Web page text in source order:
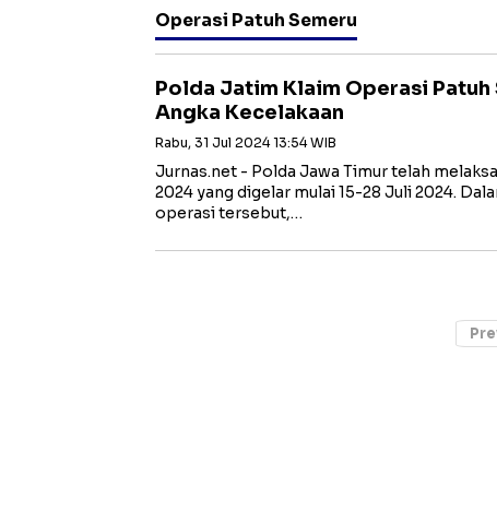
Operasi Patuh Semeru
Polda Jatim Klaim Operasi Patuh
Angka Kecelakaan
Rabu, 31 Jul 2024 13:54 WIB
Jurnas.net - Polda Jawa Timur telah
2024 yang digelar mulai 15-28 Juli 2024.
operasi tersebut,…